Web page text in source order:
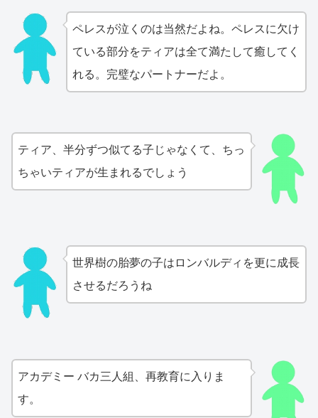
ペレスが泣くのは当然だよね。ペレスに欠け
ている部分をティアは全て満たして癒してく
れる。完璧なパートナーだよ。
ティア、半分ずつ似てる子じゃなくて、ちっ
ちゃいティアが生まれるでしょう
世界樹の胎夢の子はロンバルディを更に成長
させるだろうね
アカデミー バカ三人組、再教育に入りま
す。